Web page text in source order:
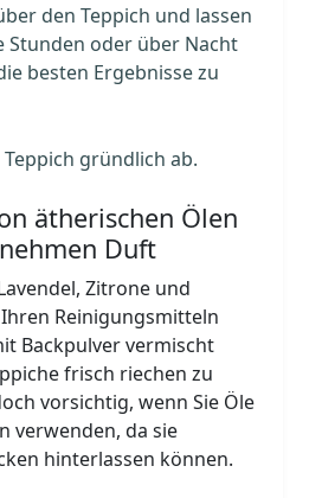
den Teppich und lassen
Stunden oder über Nacht
besten Ergebnisse zu
Teppich gründlich ab.
ätherischen Ölen
Duft
Zitrone und
Reinigungsmitteln
Backpulver vermischt
frisch riechen zu
vorsichtig, wenn Sie Öle
verwenden, da sie
hinterlassen können.